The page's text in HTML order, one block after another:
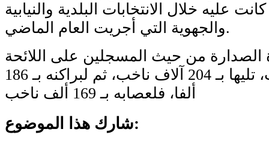
عليه خلال الانتخابات البلدية والنيابية
والجهوية التي أجريت العام الماضي.
الصدارة من حيث المسجلين على اللائحة
بـ 253 ألف ناخب، تليها بـ 204 آلاف ناخب، ثم لبراكنه بـ 186
ألفا، فلعصابه بـ 169 ألف ناخب
شارك هذا الموضوع: